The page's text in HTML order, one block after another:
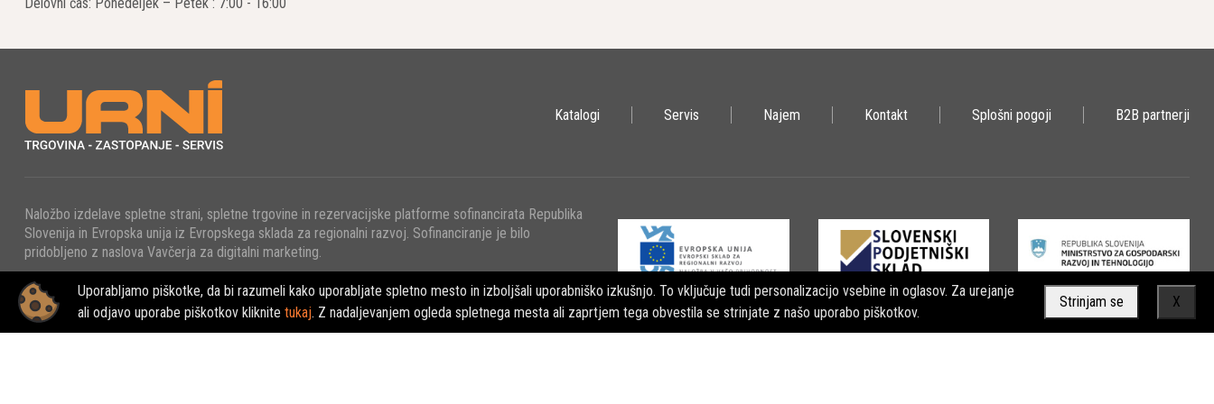
Uporabljamo piškotke, da bi razumeli kako uporabljate spletno mesto in izboljšali uporabniško izkušnjo. To vključuje tudi personalizacijo vsebine in oglasov. Za urejanje
ali odjavo uporabe piškotkov kliknite tukaj. Z nadaljevanjem ogleda spletnega mesta ali zaprtjem tega obvestila se strinjate z našo uporabo piškotkov.
Strinjam se X
Delovni čas: Ponedeljek – Petek : 7:00 - 16:00
Katalogi Servis Najem Kontakt Splošni pogoji B2B partnerji
Naložbo izdelave spletne strani, spletne trgovine in rezervacijske platforme sofinancirata Republika
Slovenija in Evropska unija iz Evropskega sklada za regionalni razvoj. Sofinanciranje je bilo
pridobljeno z naslova Vavčerja za digitalni marketing.
© 2022 - URNI d.o.o., Vse pravice pridržane.